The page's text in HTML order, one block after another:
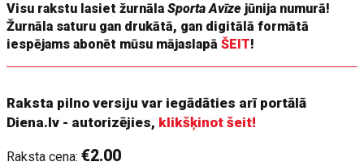
Visu rakstu lasiet žurnālaSporta Avīze jūnija numurā!
Žurnāla saturu gan drukātā, gan digitālā formātā
iespējams abonēt mūsu mājaslapāŠEIT!
Raksta pilno versiju var iegādāties arī portālā
Diena.lv - autorizējies, klikšķinot šeit!
Raksta cena:€2.00